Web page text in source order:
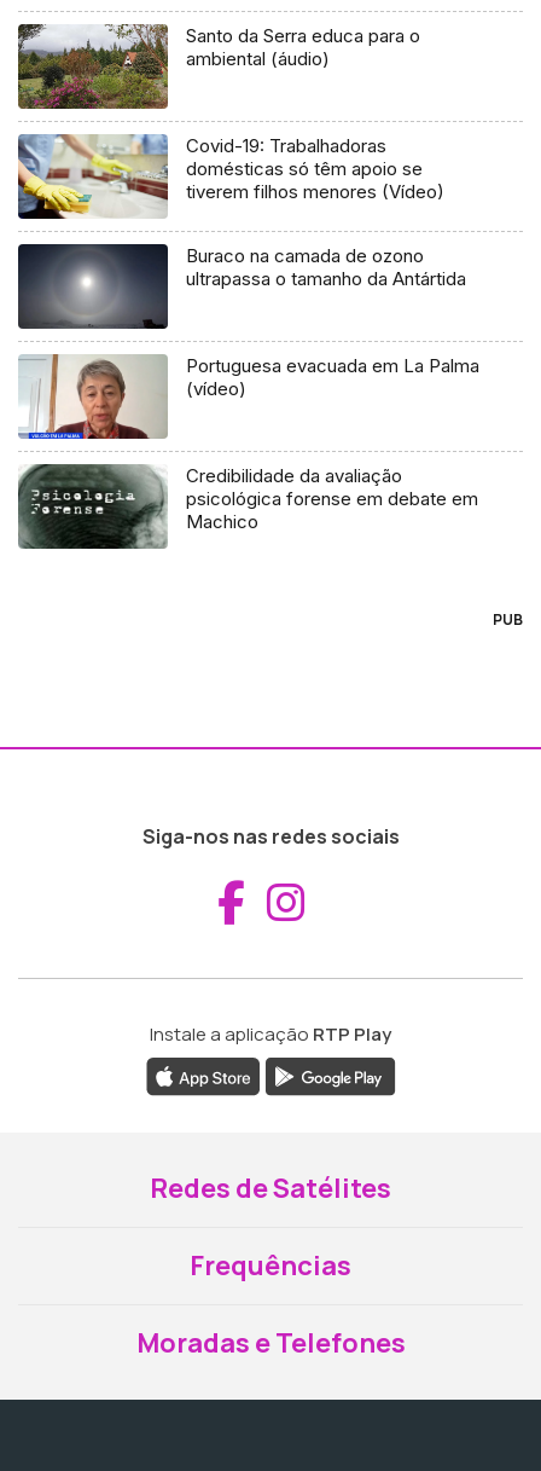
Santo da Serra educa para o
ambiental (áudio)
Covid-19: Trabalhadoras
domésticas só têm apoio se
tiverem filhos menores (Vídeo)
Buraco na camada de ozono
ultrapassa o tamanho da Antártida
Portuguesa evacuada em La Palma
(vídeo)
Credibilidade da avaliação
psicológica forense em debate em
Machico
PUB
Siga-nos nas redes sociais
Aceder ao
Instale a aplicação RTP Play
Redes de Satélites
Frequências
Moradas e Telefones